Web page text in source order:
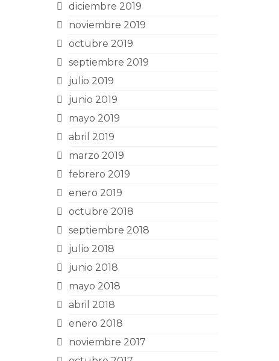
diciembre 2019
noviembre 2019
octubre 2019
septiembre 2019
julio 2019
junio 2019
mayo 2019
abril 2019
marzo 2019
febrero 2019
enero 2019
octubre 2018
septiembre 2018
julio 2018
junio 2018
mayo 2018
abril 2018
enero 2018
noviembre 2017